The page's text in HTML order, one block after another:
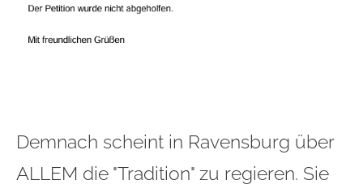
Demnach scheint in Ravensburg über
ALLEM die "Tradition" zu regieren. Sie